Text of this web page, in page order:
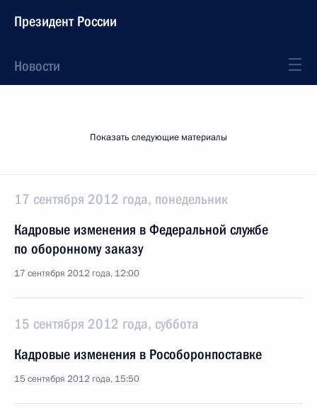
Президент России
Новости
Показать следующие материалы
17 сентября 2012 года, понедельник
Кадровые изменения в Федеральной службе
по оборонному заказу
17 сентября 2012 года, 12:00
15 сентября 2012 года, суббота
Кадровые изменения в Рособоронпоставке
15 сентября 2012 года, 15:50